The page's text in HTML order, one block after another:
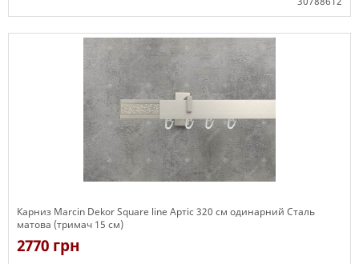
Карниз Marcin Dekor Square line Артіс 320 см одинарний Сталь
матова (тримач 15 см)
2770 грн